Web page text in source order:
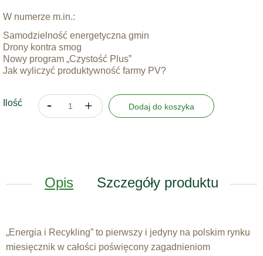
W numerze m.in.:
Samodzielność energetyczna gmin
Drony kontra smog
Nowy program „Czystość Plus”
Jak wyliczyć produktywność farmy PV?
Ilość Dodaj do koszyka
Opis Szczegóły produktu
„Energia i Recykling” to pierwszy i jedyny na polskim rynku
miesięcznik w całości poświęcony zagadnieniom